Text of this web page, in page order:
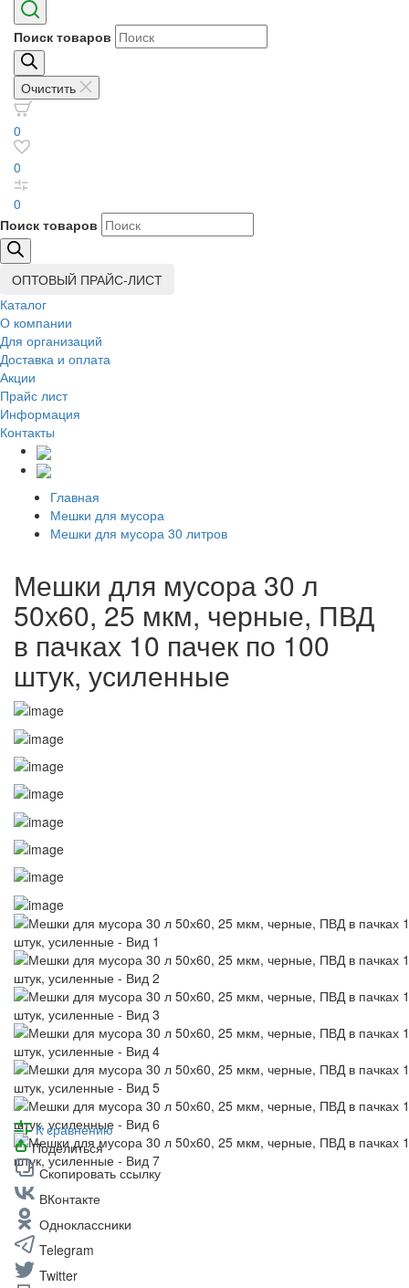
Поиск товаров
Очистить
0
0
0
Поиск товаров
ОПТОВЫЙ ПРАЙС-ЛИСТ
Каталог
О компании
Для организаций
Доставка и оплата
Акции
Прайс лист
Информация
Контакты
Главная
Мешки для мусора
Мешки для мусора 30 литров
Мешки для мусора 30 л
50х60, 25 мкм, черные, ПВД
в пачках 10 пачек по 100
штук, усиленные
К сравнению
Поделиться
Скопировать ссылку
ВКонтакте
Одноклассники
Telegram
Twitter